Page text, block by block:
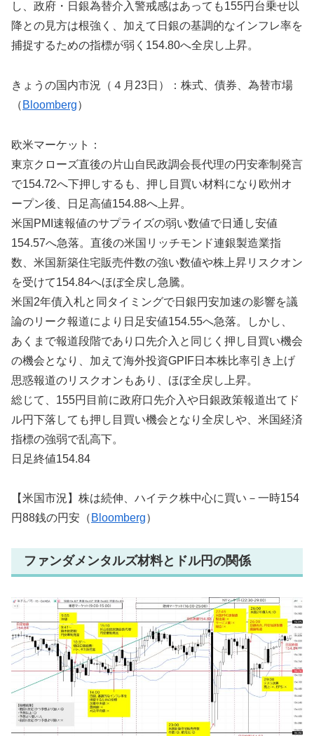
し、政府・日銀為替介入警戒感はあっても155円台乗せ以
降との見方は根強く、加えて日銀の基調的なインフレ率を
捕捉するための指標が弱く154.80へ全戻し上昇。
きょうの国内市況（４月23日）：株式、債券、為替市場
（ Bloomberg）
欧米マーケット：
東京クローズ直後の片山自民政調会長代理の円安牽制発言
で154.72へ下押しするも、押し目買い材料になり欧州オ
ープン後、日足高値154.88へ上昇。
米国PMI速報値のサプライズの弱い数値で日通し安値
154.57へ急落。直後の米国リッチモンド連銀製造業指
数、米国新築住宅販売件数の強い数値や株上昇リスクオン
を受けて154.84へほぼ全戻し急騰。
米国2年債入札と同タイミングで日銀円安加速の影響を議
論のリーク報道により日足安値154.55へ急落。しかし、
あくまで報道段階であり口先介入と同じく押し目買い機会
の機会となり、加えて海外投資GPIF日本株比率引き上げ
思惑報道のリスクオンもあり、ほぼ全戻し上昇。
総じて、155円目前に政府口先介入や日銀政策報道出てド
ル円下落しても押し目買い機会となり全戻しや、米国経済
指標の強弱で乱高下。
日足終値154.84
【米国市況】株は続伸、ハイテク株中心に買い－一時154
円88銭の円安（ Bloomberg）
ファンダメンタルズ材料とドル円の関係